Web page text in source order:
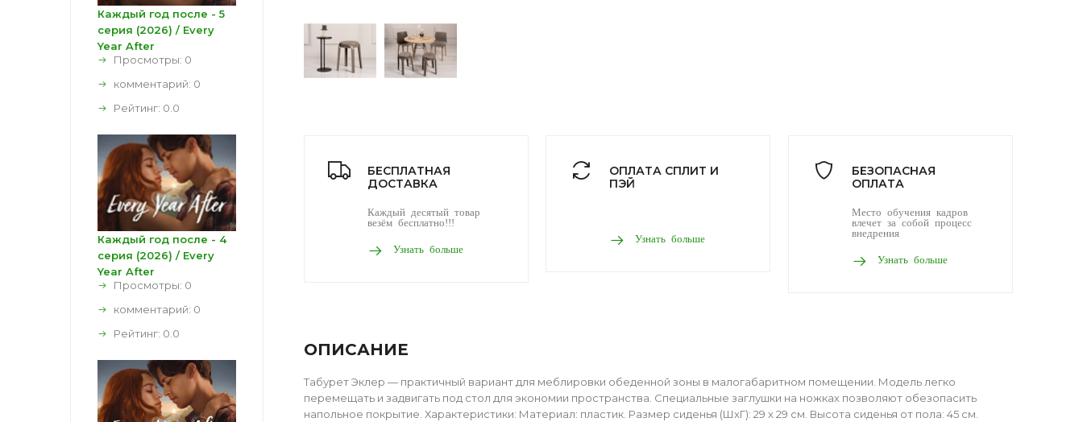
БЕСПЛАТНАЯ
ДОСТАВКА
Каждый десятый товар
везём бесплатно!!!
Узнать больше
ОПЛАТА СПЛИТ И
ПЭЙ
Узнать больше
БЕЗОПАСНАЯ
ОПЛАТА
Место обучения кадров
влечет за собой процесс
внедрения
Узнать больше
ОПИСАНИЕ
Табурет Эклер — практичный вариант для меблировки обеденной зоны в малогабаритном помещении. Модель легко
перемещать и задвигать под стол для экономии пространства. Специальные заглушки на ножках позволяют обезопасить
напольное покрытие. Характеристики: Материал: пластик. Размер сиденья (ШхГ): 29 х 29 см. Высота сиденья от пола: 45 см.
Каждый год после - 5
серия (2026) / Every
Year After
Просмотры: 0
комментарий: 0
Рейтинг: 0.0
Каждый год после - 4
серия (2026) / Every
Year After
Просмотры: 0
комментарий: 0
Рейтинг: 0.0